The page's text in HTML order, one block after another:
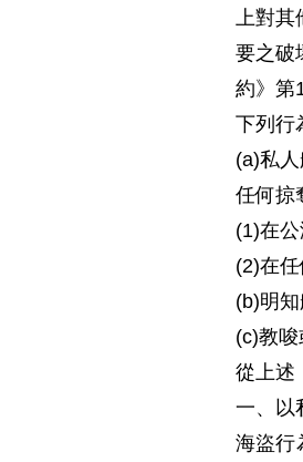
上對
要之破
約》第
下列行
(a)私
任何掠
(1)在
(2)在
(b)明
(c)教
從上述
一、以
海盜行